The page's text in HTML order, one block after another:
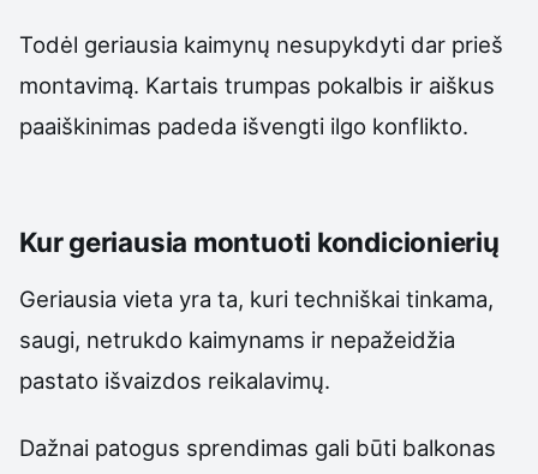
Todėl geriausia kaimynų nesupykdyti dar prieš
montavimą. Kartais trumpas pokalbis ir aiškus
paaiškinimas padeda išvengti ilgo konflikto.
Kur geriausia montuoti kondicionierių
Geriausia vieta yra ta, kuri techniškai tinkama,
saugi, netrukdo kaimynams ir nepažeidžia
pastato išvaizdos reikalavimų.
Dažnai patogus sprendimas gali būti balkonas